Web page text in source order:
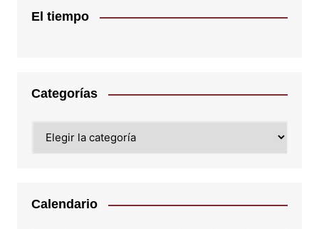
El tiempo
Categorías
Calendario